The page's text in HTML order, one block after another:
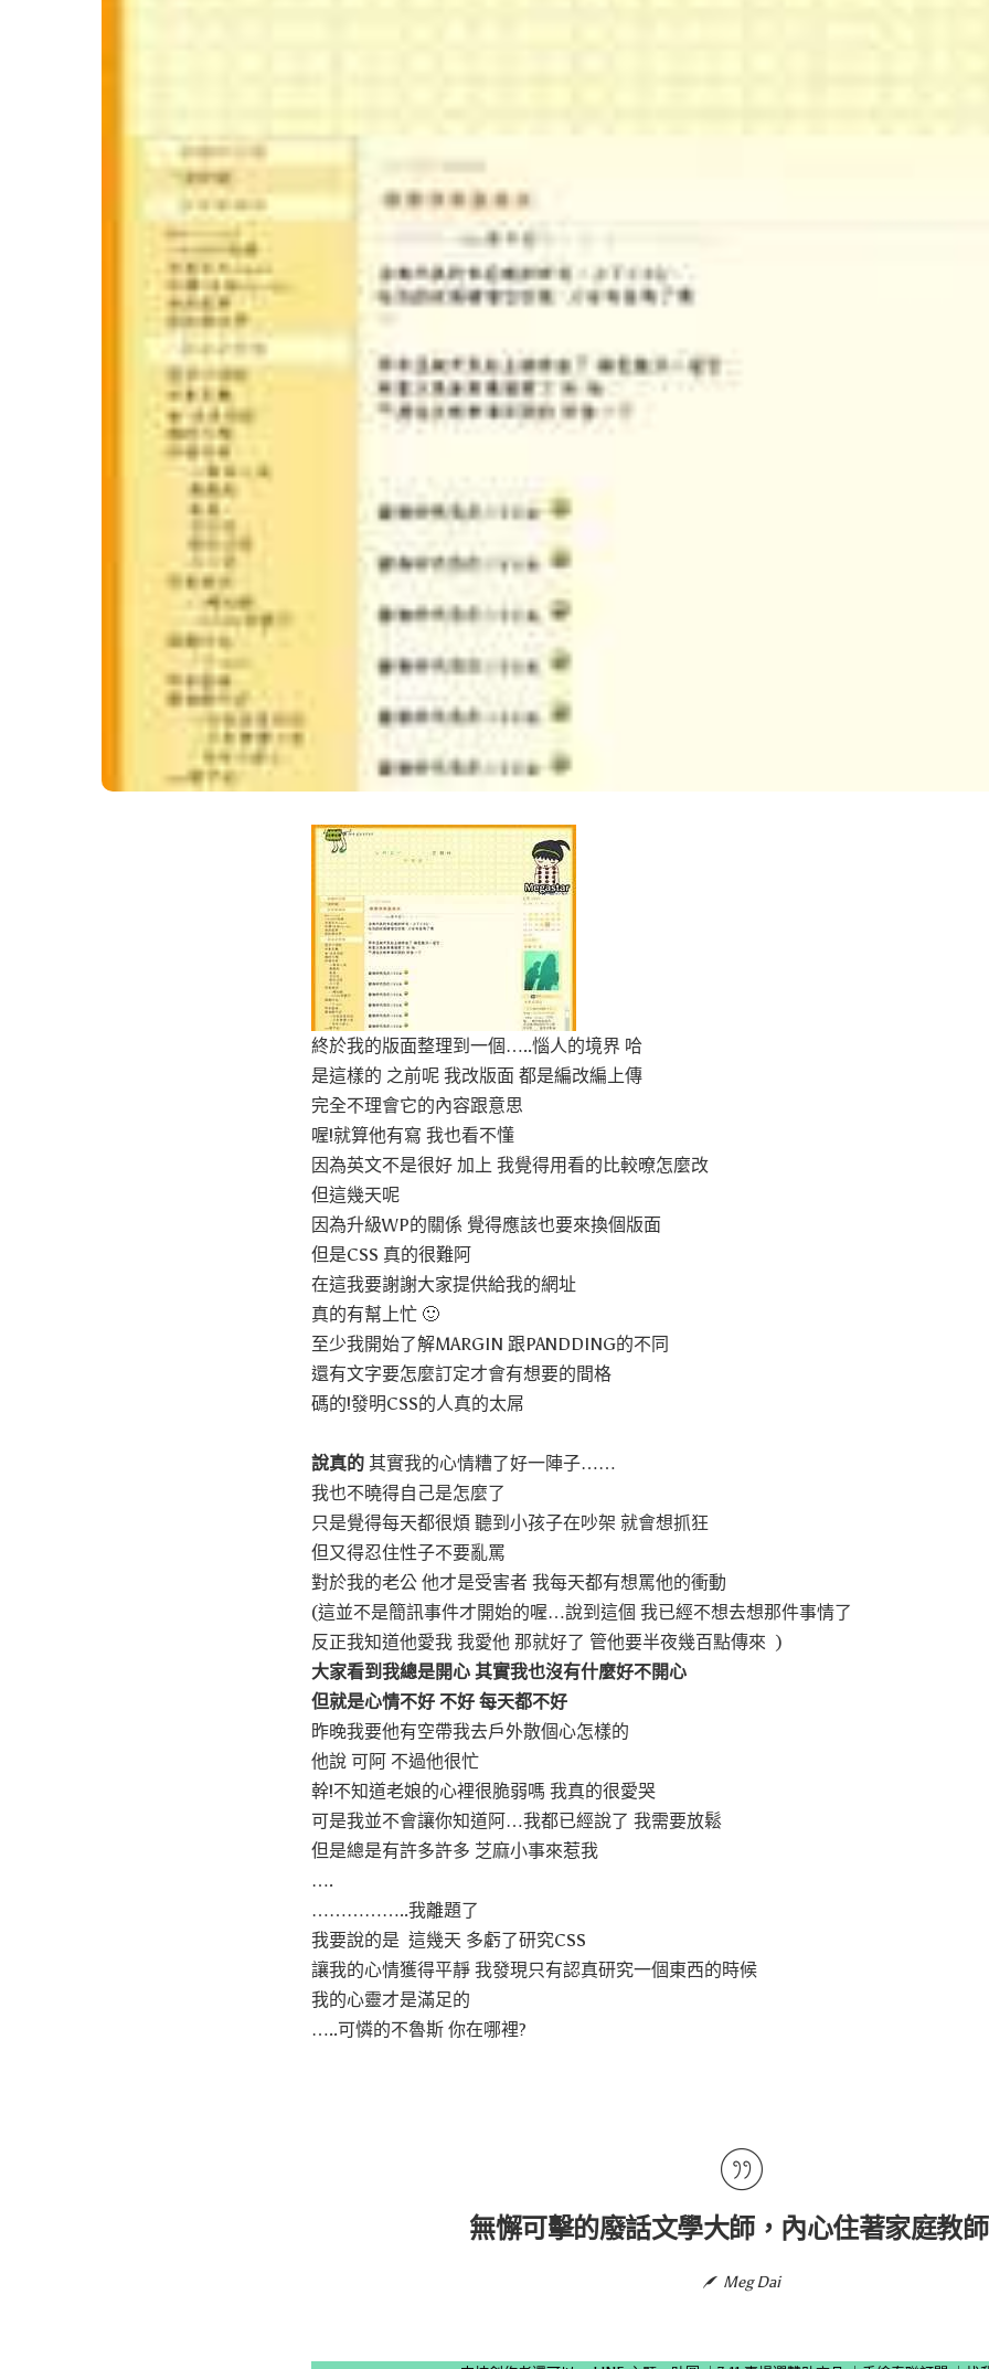
終於我的版面整理到一個…..惱人的境界 哈
是這樣的 之前呢 我改版面 都是編改編上傳
完全不理會它的內容跟意思
喔!就算他有寫 我也看不懂
因為英文不是很好 加上 我覺得用看的比較暸怎麼改
但這幾天呢
因為升級WP的關係 覺得應該也要來換個版面
但是CSS 真的很難阿
在這我要謝謝大家提供給我的網址
真的有幫上忙 🙂
至少我開始了解MARGIN 跟PANDDING的不同
還有文字要怎麼訂定才會有想要的間格
碼的!發明CSS的人真的太屌
說真的 其實我的心情糟了好一陣子……
我也不曉得自己是怎麼了
只是覺得每天都很煩 聽到小孩子在吵架 就會想抓狂
但又得忍住性子不要亂罵
對於我的老公 他才是受害者 我每天都有想罵他的衝動
(這並不是簡訊事件才開始的喔…說到這個 我已經不想去想那件事情了
反正我知道他愛我 我愛他 那就好了 管他要半夜幾百點傳來 )
大家看到我總是開心 其實我也沒有什麼好不開心
但就是心情不好 不好 每天都不好
昨晚我要他有空帶我去戶外散個心怎樣的
他說 可阿 不過他很忙
幹!不知道老娘的心裡很脆弱嗎 我真的很愛哭
可是我並不會讓你知道阿…我都已經說了 我需要放鬆
但是總是有許多許多 芝麻小事來惹我
….
……………..我離題了
我要說的是 這幾天 多虧了研究CSS
讓我的心情獲得平靜 我發現只有認真研究一個東西的時候
我的心靈才是滿足的
…..可憐的不魯斯 你在哪裡?
無懈可擊的廢話文學大師，內心住著家庭教師
Meg Dai